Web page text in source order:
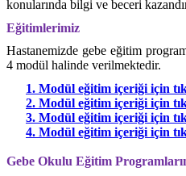
konularında bilgi ve beceri
Eğitimlerimiz
Hastanemizde gebe eğitim
4 modül halinde verilmektedir.
1. Modül eğitim içeriği için
2. Modül eğitim içeriği için
3. Modül eğitim içeriği için
4. Modül eğitim içeriği için
Gebe Okulu Eğitim